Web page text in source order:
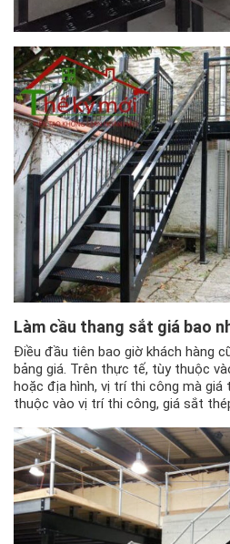
Làm cầu thang sắt giá bao
Điều đầu tiên bao giờ khách hàng
bảng giá. Trên thực tế, tùy thuộc
hoặc địa hình, vị trí thi công mà
thuộc vào vị trí thi công, giá sắt